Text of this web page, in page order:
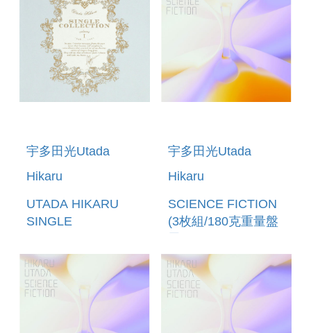
RAY+2CD+SPECIAL
PACKAGE)
宇多田光Utada
Hikaru
UTADA HIKARU
SINGLE
VOL.1
宇多田光Utada
Hikaru
SCIENCE FICTION
(3枚組/180克重量盤